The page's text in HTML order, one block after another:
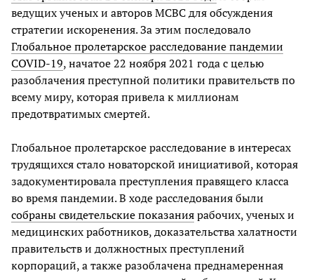
ведущих ученых и авторов МСВС для обсуждения
стратегии искоренения. За этим последовало
Глобальное пролетарское расследование пандемии
COVID-19, начатое 22 ноября 2021 года с целью
разоблачения преступной политики правительств по
всему миру, которая привела к миллионам
предотвратимых смертей.
Глобальное пролетарское расследование в интересах
трудящихся стало новаторской инициативой, которая
задокументировала преступления правящего класса
во время пандемии. В ходе расследования были
собраны свидетельские показаниярабочих, ученых и
медицинских работников, доказательства халатности
правительств и должностных преступлений
корпораций, а также разоблачена преднамеренная